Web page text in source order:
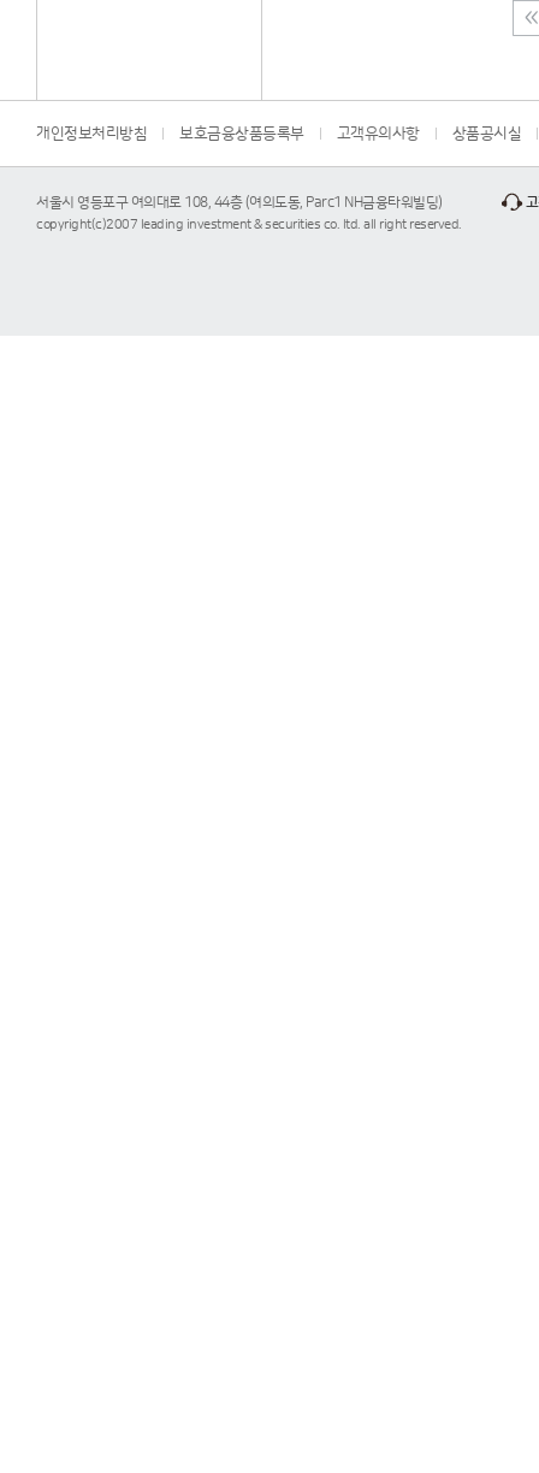
개인정보처리방침 보호금융상품등록부 고객유의사항 상품공시실
서울시 영등포구 여의대로 108, 44층 (여의도동, Parc1 NH금융타워빌딩)
copyright(c)2007 leading investment & securities co. ltd. all right reserved.